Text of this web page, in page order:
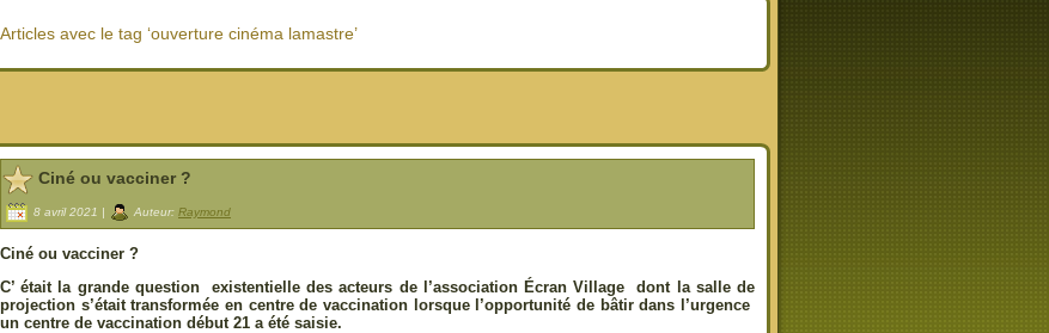
Articles avec le tag ‘ouverture cinéma lamastre’
Ciné ou vacciner ?
8 avril 2021 | Auteur: Raymond
Ciné ou vacciner ?
C’ était la grande question existentielle des acteurs de l’association Écran Village dont la salle de
projection s’était transformée en centre de vaccination lorsque l’opportunité de bâtir dans l’urgence
un centre de vaccination début 21 a été saisie.